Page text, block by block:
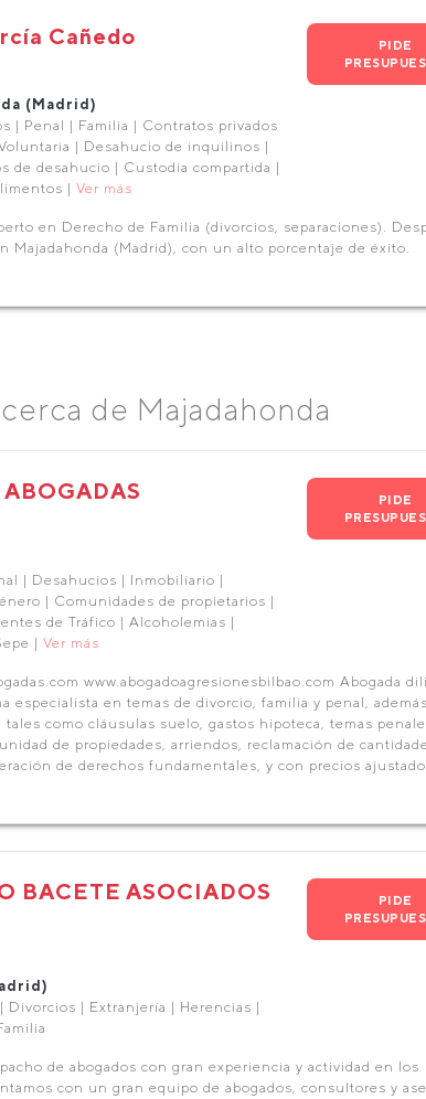
Cañedo
(Madrid)
| Penal | Familia | Contratos privados
| Desahucio de inquilinos |
de desahucio | Custodia compartida |
| Ver más
PIDE
en Derecho de Familia (divorcios, separaciones).
Majadahonda (Madrid), con un alto porcentaje de éxito.
de Majadahonda
| Desahucios | Inmobiliario |
| Comunidades de propietarios |
de Tráfico | Alcoholemias |
| Ver más
PIDE
www.abogadoagresionesbilbao.com Abogada
especialista en temas de divorcio, familia y penal,
tales como cláusulas suelo, gastos hipoteca, temas
de propiedades, arriendos, reclamación de
de derechos fundamentales, y con precios
BACETE ASOCIADOS
Divorcios | Extranjería | Herencias |
PIDE
de abogados con gran experiencia y actividad en los
con un gran equipo de abogados, consultores y